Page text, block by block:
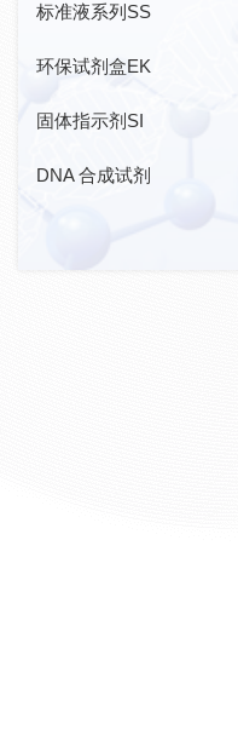
标准液系列SS
环保试剂盒EK
固体指示剂SI
DNA 合成试剂